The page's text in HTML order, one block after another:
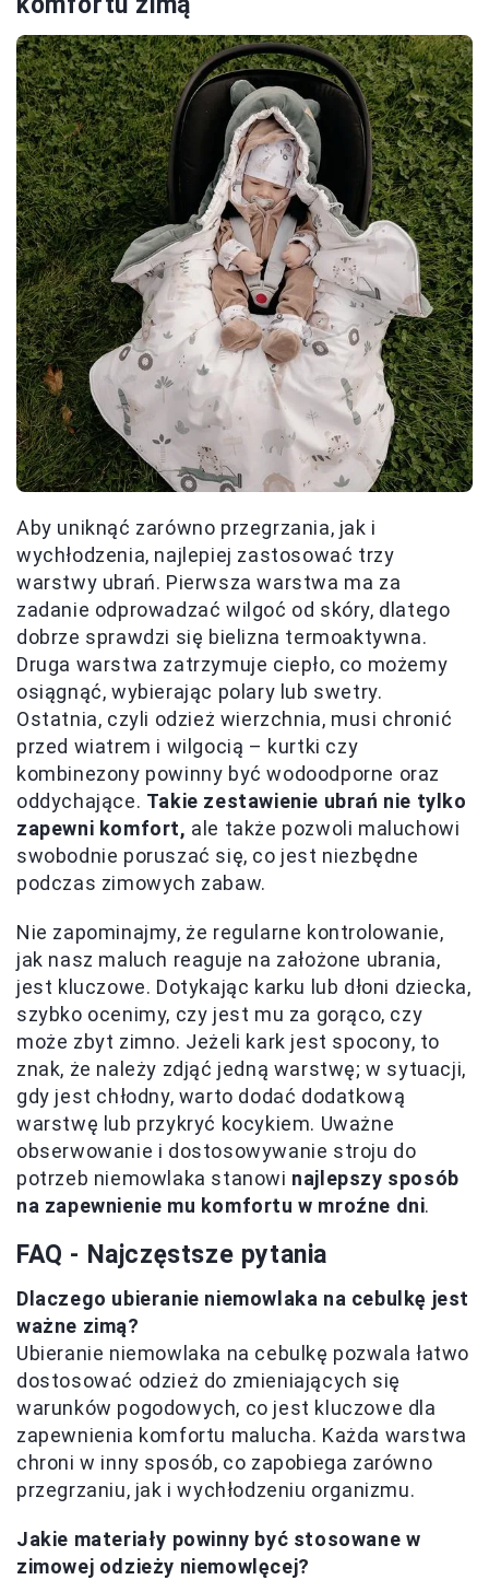
Aby uniknąć zarówno przegrzania, jak i
wychłodzenia, najlepiej zastosować trzy
warstwy ubrań. Pierwsza warstwa ma za
zadanie odprowadzać wilgoć od skóry, dlatego
dobrze sprawdzi się bielizna termoaktywna.
Druga warstwa zatrzymuje ciepło, co możemy
osiągnąć, wybierając polary lub swetry.
Ostatnia, czyli odzież wierzchnia, musi chronić
przed wiatrem i wilgocią – kurtki czy
kombinezony powinny być wodoodporne oraz
oddychające. Takie zestawienie ubrań nie tylko
zapewni komfort, ale także pozwoli maluchowi
swobodnie poruszać się, co jest niezbędne
podczas zimowych zabaw.
Nie zapominajmy, że regularne kontrolowanie,
jak nasz maluch reaguje na założone ubrania,
jest kluczowe. Dotykając karku lub dłoni dziecka,
szybko ocenimy, czy jest mu za gorąco, czy
może zbyt zimno. Jeżeli kark jest spocony, to
znak, że należy zdjąć jedną warstwę; w sytuacji,
gdy jest chłodny, warto dodać dodatkową
warstwę lub przykryć kocykiem. Uważne
obserwowanie i dostosowywanie stroju do
potrzeb niemowlaka stanowi najlepszy sposób
na zapewnienie mu komfortu w mroźne dni.
FAQ - Najczęstsze pytania
Dlaczego ubieranie niemowlaka na cebulkę jest
ważne zimą?
Ubieranie niemowlaka na cebulkę pozwala łatwo
dostosować odzież do zmieniających się
warunków pogodowych, co jest kluczowe dla
zapewnienia komfortu malucha. Każda warstwa
chroni w inny sposób, co zapobiega zarówno
przegrzaniu, jak i wychłodzeniu organizmu.
Jakie materiały powinny być stosowane w
zimowej odzieży niemowlęcej?